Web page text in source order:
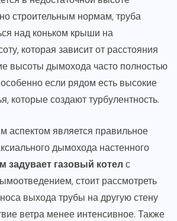
строительным нормам, труба
над коньком крыши на
которая зависит от расстояния
высоты дымохода часто полностью
если рядом есть высокие
которые создают турбулентность.
является правильное
дымохода настенного
задувает газовый котел с
стоит рассмотреть
выхода трубы на другую стену
ветра менее интенсивное. Также